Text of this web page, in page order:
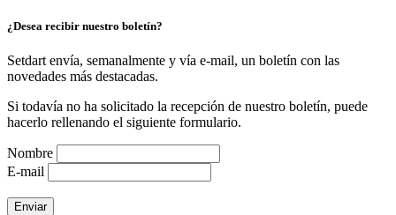
¿Desea recibir nuestro boletín?
Setdart envía, semanalmente y vía e-mail, un boletín con las
novedades más destacadas.
Si todavía no ha solicitado la recepción de nuestro boletín, puede
hacerlo rellenando el siguiente formulario.
Nombre
E-mail